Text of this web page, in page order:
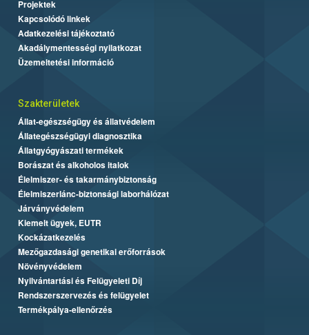
Projektek
Kapcsolódó linkek
Adatkezelési tájékoztató
Akadálymentességi nyilatkozat
Üzemeltetési információ
Szakterületek
Állat-egészségügy és állatvédelem
Állategészségügyi diagnosztika
Állatgyógyászati termékek
Borászat és alkoholos italok
Élelmiszer- és takarmánybiztonság
Élelmiszerlánc-biztonsági laborhálózat
Járványvédelem
Kiemelt ügyek, EUTR
Kockázatkezelés
Mezőgazdasági genetikai erőforrások
Növényvédelem
Nyilvántartási és Felügyeleti Díj
Rendszerszervezés és felügyelet
Termékpálya-ellenőrzés